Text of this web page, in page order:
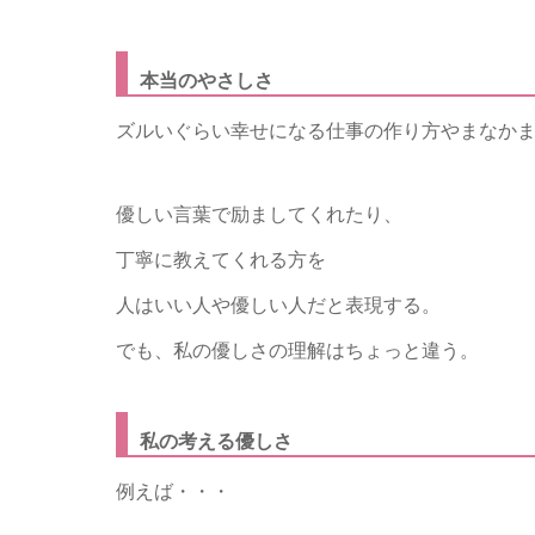
本当のやさしさ
ズルいぐらい幸せになる仕事の作り方やまなか
優しい言葉で励ましてくれたり、
丁寧に教えてくれる方を
人はいい人や優しい人だと表現する。
でも、私の優しさの理解はちょっと違う。
私の考える優しさ
例えば・・・